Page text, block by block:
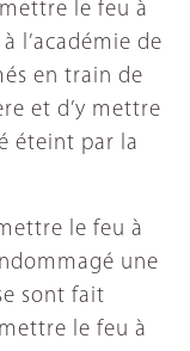
le feu à
l’académie de
en train de
et d’y mettre
éteint par la
le feu à
une
sont fait
le feu à